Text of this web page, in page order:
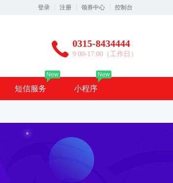
登录 注册 领券中心 控制台
0315-8434444
9:00-17:00（工作日）
短信服务
New
小程序
New